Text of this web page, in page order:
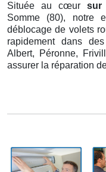
Située au cœursur
Somme (80), notre
déblocage de volets
rapidement dans
Albert, Péronne,
assurer la réparation